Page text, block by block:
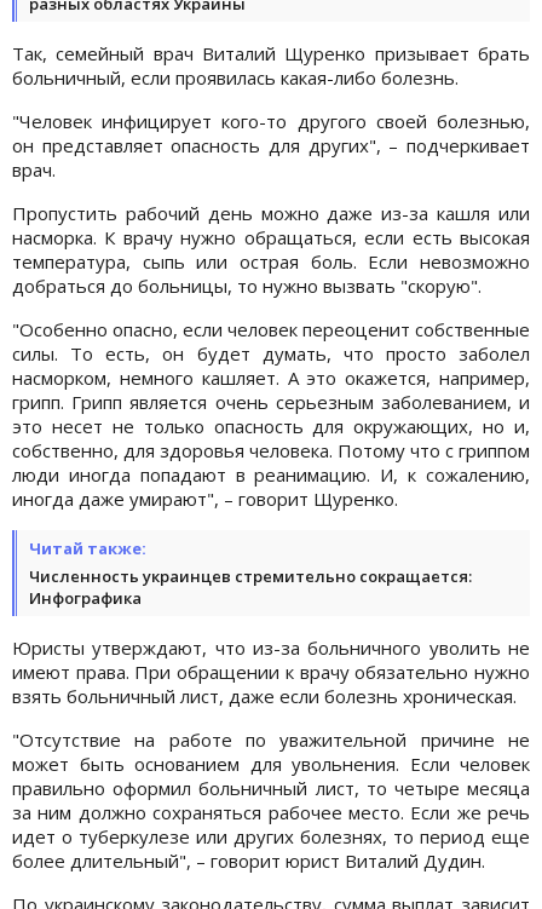
Так, семейный врач Виталий Щуренко призывает брать
больничный, если проявилась какая-либо болезнь.
"Человек инфицирует кого-то другого своей болезнью,
он представляет опасность для других", – подчеркивает
врач.
Пропустить рабочий день можно даже из-за кашля или
насморка. К врачу нужно обращаться, если есть высокая
температура, сыпь или острая боль. Если невозможно
добраться до больницы, то нужно вызвать "скорую".
"Особенно опасно, если человек переоценит собственные
силы. То есть, он будет думать, что просто заболел
насморком, немного кашляет. А это окажется, например,
грипп. Грипп является очень серьезным заболеванием, и
это несет не только опасность для окружающих, но и,
собственно, для здоровья человека. Потому что с гриппом
люди иногда попадают в реанимацию. И, к сожалению,
иногда даже умирают", – говорит Щуренко.
Читай также:
Численность украинцев стремительно сокращается:
Инфографика
Юристы утверждают, что из-за больничного уволить не
имеют права. При обращении к врачу обязательно нужно
взять больничный лист, даже если болезнь хроническая.
"Отсутствие на работе по уважительной причине не
может быть основанием для увольнения. Если человек
правильно оформил больничный лист, то четыре месяца
за ним должно сохраняться рабочее место. Если же речь
идет о туберкулезе или других болезнях, то период еще
более длительный", – говорит юрист Виталий Дудин.
По украинскому законодательству, сумма выплат зависит